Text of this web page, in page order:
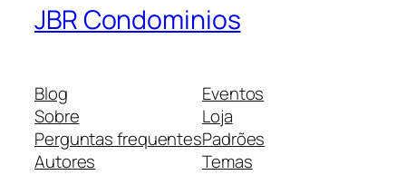
JBR Condominios
Blog
Sobre
Perguntas frequentes
Autores
Eventos
Loja
Padrões
Temas